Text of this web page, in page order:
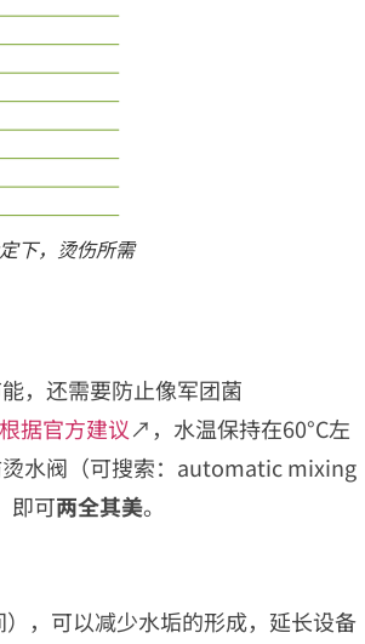
下，烫伤所需
，还需要防止像军团菌
根据官方建议↗，水温保持在60°C左
水阀（可搜索：automatic mixing
即可两全其美。
，可以减少水垢的形成，延长设备